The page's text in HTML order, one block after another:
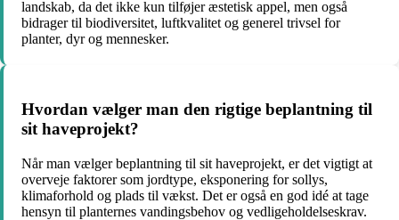
landskab, da det ikke kun tilføjer æstetisk appel, men også
bidrager til biodiversitet, luftkvalitet og generel trivsel for
planter, dyr og mennesker.
Hvordan vælger man den rigtige beplantning til
sit haveprojekt?
Når man vælger beplantning til sit haveprojekt, er det vigtigt at
overveje faktorer som jordtype, eksponering for sollys,
klimaforhold og plads til vækst. Det er også en god idé at tage
hensyn til planternes vandingsbehov og vedligeholdelseskrav.